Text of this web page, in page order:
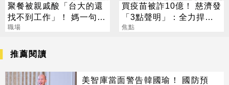
聚餐被親戚酸「台大的還
找不到工作」！ 媽一句神
回戰場秒靜音
職場
買疫苗被詐10億！ 慈濟發
「3點聲明」：全力捍衛
捐款人權益
焦點
推薦閱讀
美智庫當面警告韓國瑜！ 國防預